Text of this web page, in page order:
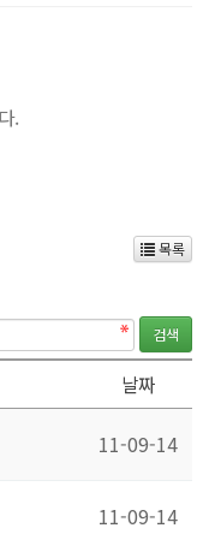
.
목록
날짜
11-09-14
11-09-14